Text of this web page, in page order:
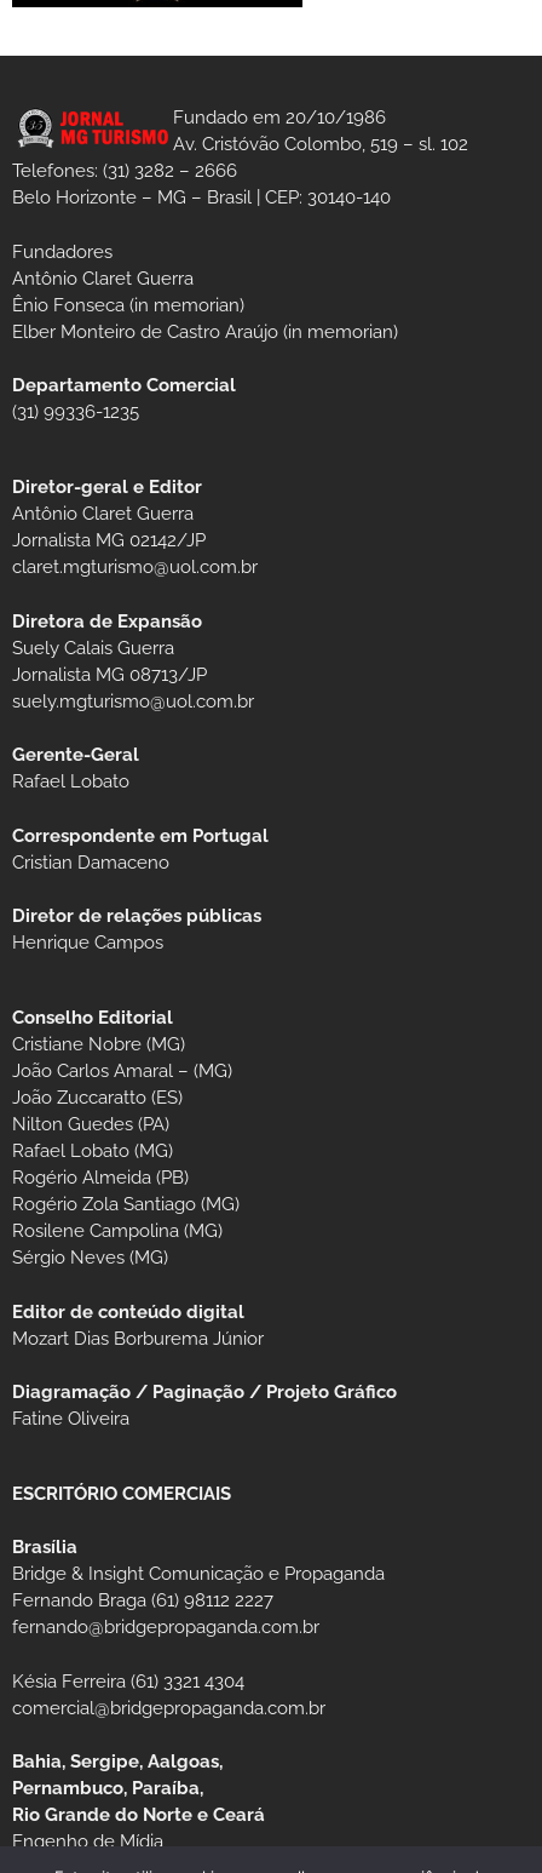
Fundado em 20/10/1986
Av. Cristóvão Colombo, 519 – sl. 102
Telefones: (31) 3282 – 2666
Belo Horizonte – MG – Brasil | CEP: 30140-140
Fundadores
Antônio Claret Guerra
Ênio Fonseca (in memorian)
Elber Monteiro de Castro Araújo (in memorian)
Departamento Comercial
(31) 99336-1235
Diretor-geral e Editor
Antônio Claret Guerra
Jornalista MG 02142/JP
claret.mgturismo@uol.com.br
Diretora de Expansão
Suely Calais Guerra
Jornalista MG 08713/JP
suely.mgturismo@uol.com.br
Gerente-Geral
Rafael Lobato
Correspondente em Portugal
Cristian Damaceno
Diretor de relações públicas
Henrique Campos
Conselho Editorial
Cristiane Nobre (MG)
João Carlos Amaral – (MG)
João Zuccaratto (ES)
Nilton Guedes (PA)
Rafael Lobato (MG)
Rogério Almeida (PB)
Rogério Zola Santiago (MG)
Rosilene Campolina (MG)
Sérgio Neves (MG)
Editor de conteúdo digital
Mozart Dias Borburema Júnior
Diagramação / Paginação / Projeto Gráfico
Fatine Oliveira
ESCRITÓRIO COMERCIAIS
Brasília
Bridge & Insight Comunicação e Propaganda
Fernando Braga (61) 98112 2227
fernando@bridgepropaganda.com.br
Késia Ferreira (61) 3321 4304
comercial@bridgepropaganda.com.br
Bahia, Sergipe, Aalgoas,
Pernambuco, Paraíba,
Rio Grande do Norte e Ceará
Engenho de Mídia
Luciano Moura (81) 99939-0235 / (81) 3126-8181